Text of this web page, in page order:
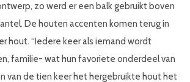
zo werd er een balk gebruikt boven
De houten accenten komen terug in
hout. “Iedere keer als iemand wordt
familie- wat hun favoriete onderdeel van
van de tien keer het hergebruikte hout het